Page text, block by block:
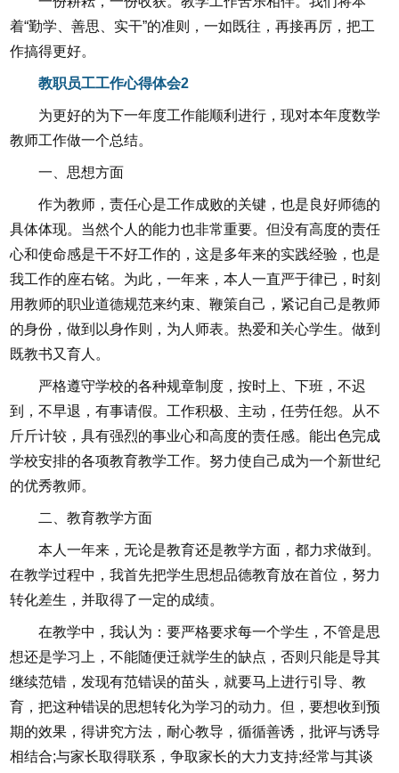
着“勤学、善思、实干”的准则，一如既往，再接再厉，把工
作搞得更好。
教职员工工作心得体会2
为更好的为下一年度工作能顺利进行，现对本年度数学
教师工作做一个总结。
一、思想方面
作为教师，责任心是工作成败的关键，也是良好师德的
具体体现。当然个人的能力也非常重要。但没有高度的责任
心和使命感是干不好工作的，这是多年来的实践经验，也是
我工作的座右铭。为此，一年来，本人一直严于律已，时刻
用教师的职业道德规范来约束、鞭策自己，紧记自己是教师
的身份，做到以身作则，为人师表。热爱和关心学生。做到
既教书又育人。
严格遵守学校的各种规章制度，按时上、下班，不迟
到，不早退，有事请假。工作积极、主动，任劳任怨。从不
斤斤计较，具有强烈的事业心和高度的责任感。能出色完成
学校安排的各项教育教学工作。努力使自己成为一个新世纪
的优秀教师。
二、教育教学方面
本人一年来，无论是教育还是教学方面，都力求做到。
在教学过程中，我首先把学生思想品德教育放在首位，努力
转化差生，并取得了一定的成绩。
在教学中，我认为：要严格要求每一个学生，不管是思
想还是学习上，不能随便迁就学生的缺点，否则只能是导其
继续范错，发现有范错误的苗头，就要马上进行引导、教
育，把这种错误的思想转化为学习的动力。但，要想收到预
期的效果，得讲究方法，耐心教导，循循善诱，批评与诱导
相结合;与家长取得联系，争取家长的大力支持;经常与其谈